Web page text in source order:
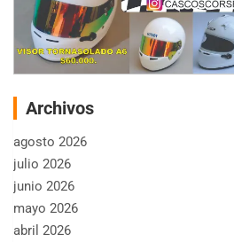
Archivos
agosto 2026
julio 2026
junio 2026
mayo 2026
abril 2026